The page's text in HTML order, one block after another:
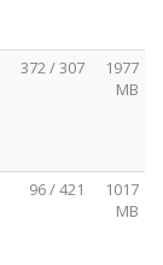
372 / 307
1977
MB
96 / 421
1017
MB